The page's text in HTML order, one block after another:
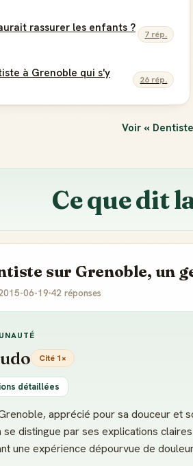
rassurer les enfants ?
7 rép.
à Grenoble qui s'y
26 rép.
19 rép.
Grenoble ? 15 rép.
Voir «
Ce que dit
sur Grenoble, un
06-19 42 réponses
Cité 1×
détaillées
apprécié pour sa douceur et
distingue par ses explications
une expérience dépourvue de
locale